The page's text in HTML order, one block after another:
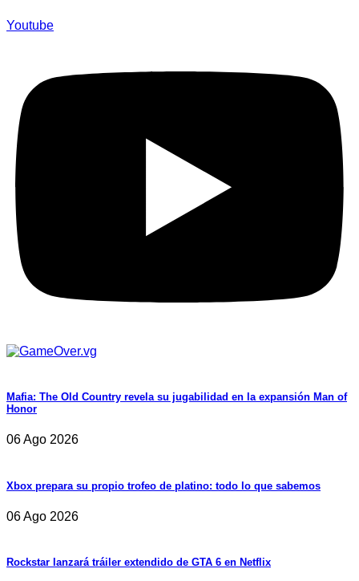
Youtube
Mafia: The Old Country revela su jugabilidad en la expansión Man of
Honor
06 Ago 2026
Xbox prepara su propio trofeo de platino: todo lo que sabemos
06 Ago 2026
Rockstar lanzará tráiler extendido de GTA 6 en Netflix